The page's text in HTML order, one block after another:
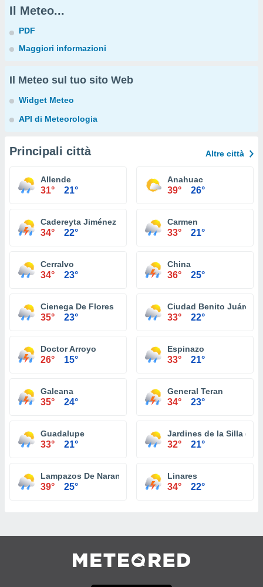
Il Meteo...
PDF
Maggiori informazioni
Il Meteo sul tuo sito Web
Widget Meteo
API di Meteorologia
Principali città Altre città
Allende
31° 21°
Anahuac
39° 26°
Cadereyta Jiménez
34° 22°
Carmen
33° 21°
Cerralvo
34° 23°
China
36° 25°
Cienega De Flores
35° 23°
Ciudad Benito Juárez
33° 22°
Doctor Arroyo
26° 15°
Espinazo
33° 21°
Galeana
35° 24°
General Teran
34° 23°
Guadalupe
33° 21°
Jardines de la Silla
32° 21°
Lampazos De Naranjo
39° 25°
Linares
34° 22°